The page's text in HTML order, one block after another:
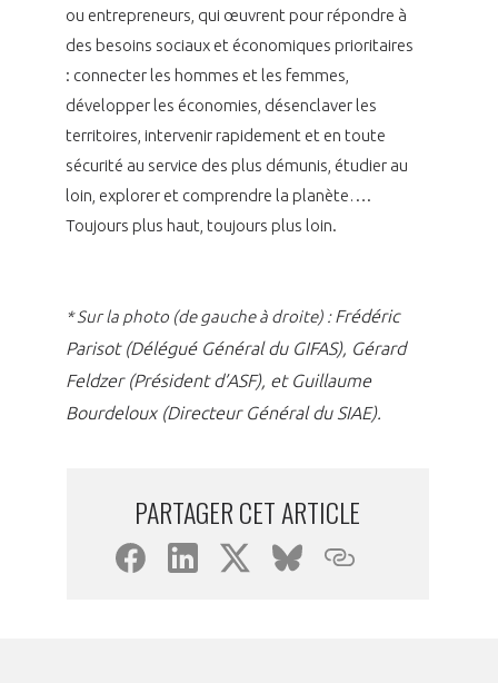
ou entrepreneurs, qui œuvrent pour répondre à
des besoins sociaux et économiques prioritaires
: connecter les hommes et les femmes,
développer les économies, désenclaver les
territoires, intervenir rapidement et en toute
sécurité au service des plus démunis, étudier au
loin, explorer et comprendre la planète….
Toujours plus haut, toujours plus loin.
* Sur la photo (de gauche à droite) :Frédéric
Parisot (Délégué Général du GIFAS), Gérard
Feldzer (Président d’ASF), et Guillaume
Bourdeloux (Directeur Général du SIAE).
PARTAGER CET ARTICLE